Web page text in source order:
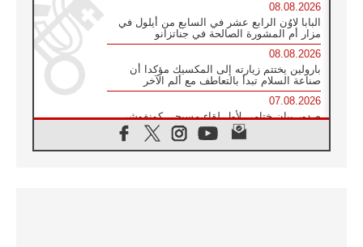
08.08.2026
البابا لاوُن الرابع عشر في السابع من أيلول في
مزار أم المشورة الصالحة في جناتزانو
08.08.2026
بارولين يختتم زيارته إلى المكسيك مؤكدا أن
صناعة السلام تبدأ بالتعاطف مع ألم الآخر
07.08.2026
صدور بيان ختامي لأول لقاء مسيحي كونفوشي
بمشاركة الدائرة الفاتيكانية للحوار بين الأديان
07.08.2026